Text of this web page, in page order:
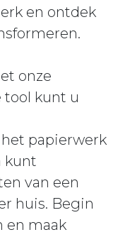
en ontdek
onze
kunt u
het papierwerk
kunt
van een
huis. Begin
en maak